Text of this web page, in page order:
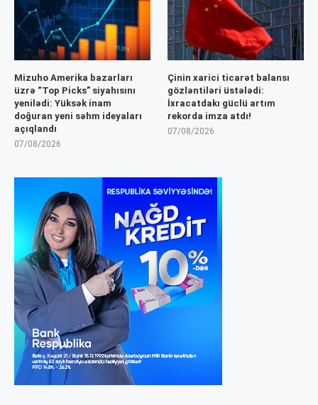
Mizuho Amerika bazarları
üzrə “Top Picks” siyahısını
yenilədi: Yüksək inam
doğuran yeni səhm ideyaları
açıqlandı
07/08/2026
Çinin xarici ticarət balansı
gözləntiləri üstələdi:
İxracatdakı güclü artım
rekorda imza atdı!
07/08/2026